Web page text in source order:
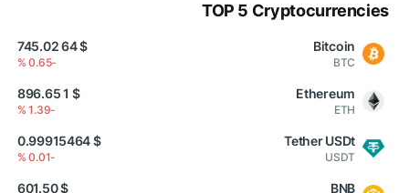
TOP 5 Cryptocurrencies
Bitcoin
BTC
$ 64 745.02
-0.65 %
Ethereum
ETH
$ 1 896.65
-1.39 %
Tether USDt
USDT
$ 0.99915464
-0.01 %
BNB
$ 601.50